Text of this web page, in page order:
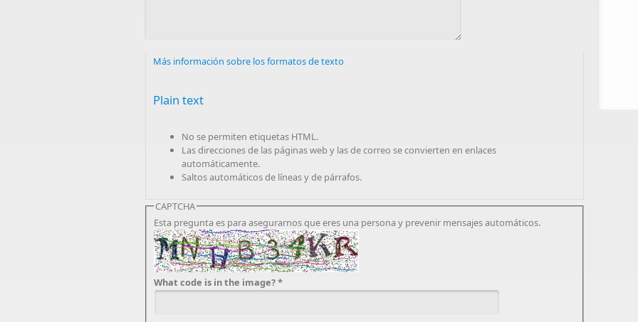
Más información sobre los formatos de texto
Plain text
No se permiten etiquetas HTML.
Las direcciones de las páginas web y las de correo se convierten en enlaces
automáticamente.
Saltos automáticos de líneas y de párrafos.
CAPTCHA
Esta pregunta es para asegurarnos que eres una persona y prevenir mensajes automáticos.
What code is in the image?*